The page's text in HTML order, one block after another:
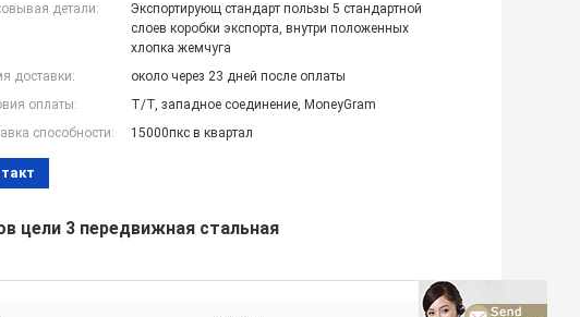
детали:
Экспортирующ стандарт пользы 5 стандартной
слоев коробки экспорта, внутри положенных
хлопка жемчуга
доставки:
около через 23 дней после оплаты
оплаты:
T/T, западное соединение, MoneyGram
способности:
15000пкс в квартал
цели 3 передвижная стальная